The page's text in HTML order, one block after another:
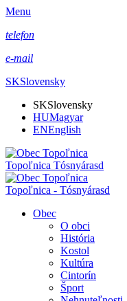
Menu
telefon
e-mail
SKSlovensky
SKSlovensky
HUMagyar
ENEnglish
Topoľnica Tósnyárasd
Topoľnica - Tósnyárasd
Obec
O obci
História
Kostol
Kultúra
Cintorín
Šport